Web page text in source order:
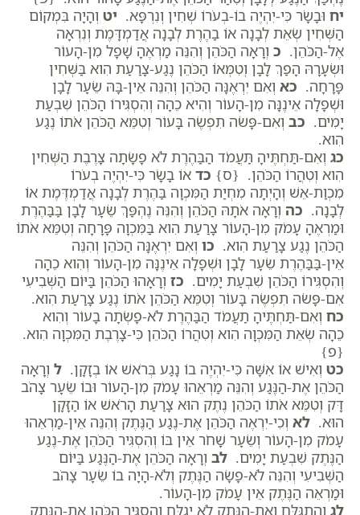
יח וּבָשָׂר כִּי-יִהְיֶה בוֹ-בְעֹרוֹ שְׁחִין וְנִרְפָּא. יט וְהָיָה בִּמְקוֹם
הַשְּׁחִין שְׂאֵת לְבָנָה אוֹ בַהֶרֶת לְבָנָה אֲדַמְדָּמֶת וְנִרְאָה
אֶל-הַכֹּהֵן. כ וְרָאָה הַכֹּהֵן וְהִנֵּה מַרְאֶהָ שָׁפָל מִן-הָעוֹר
וּשְׂעָרָהּ הָפַךְ לָבָן וְטִמְּאוֹ הַכֹּהֵן נֶגַע-צָרַעַת הִוא בַּשְּׁחִין
פָּרָחָה. כא וְאִם יִרְאֶנָּה הַכֹּהֵן וְהִנֵּה אֵין-בָּהּ שֵׂעָר לָבָן
וּשְׁפָלָה אֵינֶנָּה מִן-הָעוֹר וְהִיא כֵהָה וְהִסְגִּירוֹ הַכֹּהֵן שִׁבְעַת
יָמִים. כב וְאִם-פָּשֹׂה תִפְשֶׂה בָּעוֹר וְטִמֵּא הַכֹּהֵן אֹתוֹ נֶגַע
הִוא.
כג וְאִם-תַּחְתֶּיהָ תַּעֲמֹד הַבַּהֶרֶת לֹא פָשָׂתָה צָרֶבֶת הַשְּׁחִין
הִוא וְטִהֲרוֹ הַכֹּהֵן. {ס} כד אוֹ בָשָׂר כִּי-יִהְיֶה בְעֹרוֹ
מִכְוַת-אֵשׁ וְהָיְתָה מִחְיַת הַמִּכְוָה בַּהֶרֶת לְבָנָה אֲדַמְדֶּמֶת אוֹ
לְבָנָה. כה וְרָאָה אֹתָהּ הַכֹּהֵן וְהִנֵּה נֶהְפַּךְ שֵׂעָר לָבָן בַּבַּהֶרֶת
וּמַרְאֶהָ עָמֹק מִן-הָעוֹר צָרַעַת הִוא בַּמִּכְוָה פָּרָחָה וְטִמֵּא אֹתוֹ
הַכֹּהֵן נֶגַע צָרַעַת הִוא. כו וְאִם יִרְאֶנָּה הַכֹּהֵן וְהִנֵּה
אֵין-בַּבַּהֶרֶת שֵׂעָר לָבָן וּשְׁפָלָה אֵינֶנָּה מִן-הָעוֹר וְהִוא כֵהָה
וְהִסְגִּירוֹ הַכֹּהֵן שִׁבְעַת יָמִים. כז וְרָאָהוּ הַכֹּהֵן בַּיּוֹם הַשְּׁבִיעִי
אִם-פָּשֹׂה תִפְשֶׂה בָּעוֹר וְטִמֵּא הַכֹּהֵן אֹתוֹ נֶגַע צָרַעַת הִוא.
כח וְאִם-תַּחְתֶּיהָ תַעֲמֹד הַבַּהֶרֶת לֹא-פָשְׂתָה בָעוֹר וְהִוא
כֵהָה שְׂאֵת הַמִּכְוָה הִוא וְטִהֲרוֹ הַכֹּהֵן כִּי-צָרֶבֶת הַמִּכְוָה הִוא.
{פ}
כט וְאִישׁ אוֹ אִשָּׁה כִּי-יִהְיֶה בוֹ נָגַע בְּרֹאשׁ אוֹ בְזָקָן. ל וְרָאָה
הַכֹּהֵן אֶת-הַנֶּגַע וְהִנֵּה מַרְאֵהוּ עָמֹק מִן-הָעוֹר וּבוֹ שֵׂעָר צָהֹב
דָּק וְטִמֵּא אֹתוֹ הַכֹּהֵן נֶתֶק הוּא צָרַעַת הָרֹאשׁ אוֹ הַזָּקָן
הוּא. לא וְכִי-יִרְאֶה הַכֹּהֵן אֶת-נֶגַע הַנֶּתֶק וְהִנֵּה אֵין-מַרְאֵהוּ
עָמֹק מִן-הָעוֹר וְשֵׂעָר שָׁחֹר אֵין בּוֹ וְהִסְגִּיר הַכֹּהֵן אֶת-נֶגַע
הַנֶּתֶק שִׁבְעַת יָמִים. לב וְרָאָה הַכֹּהֵן אֶת-הַנֶּגַע בַּיּוֹם
הַשְּׁבִיעִי וְהִנֵּה לֹא-פָשָׂה הַנֶּתֶק וְלֹא-הָיָה בוֹ שֵׂעָר צָהֹב
וּמַרְאֵה הַנֶּתֶק אֵין עָמֹק מִן-הָעוֹר.
לג וְהִתְגַּלָּח וְאֶת-הַנֶּתֶק לֹא יְגַלֵּחַ וְהִסְגִּיר הַכֹּהֵן אֶת-הַנֶּתֶק